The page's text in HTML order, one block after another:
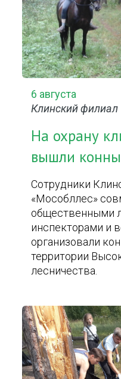
6 августа
Клинский филиал
На охрану
вышли
Сотрудники
«Мособллес»
общественными
инспекторами и
организовали
территории
лесничества.